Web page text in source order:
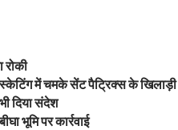
रोकी
स्केटिंग में चमके सेंट पैट्रिक्स के खिलाड़ी
दिया संदेश
भूमि पर कार्रवाई